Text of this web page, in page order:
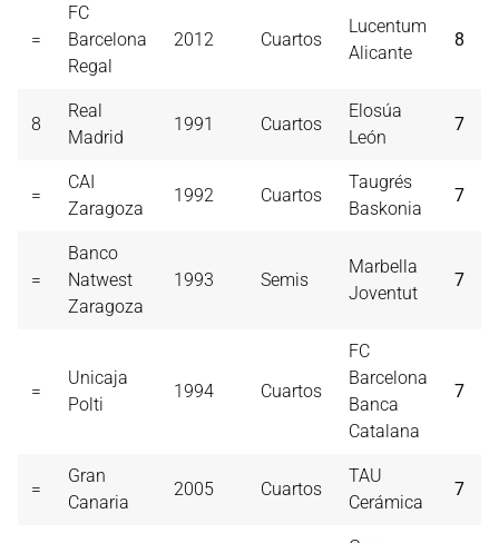
=
FC
Barcelona
Regal
2012 Cuartos
Lucentum
Alicante
8
8
Real
Madrid
1991 Cuartos
Elosúa
León
7
=
CAI
Zaragoza
1992 Cuartos
Taugrés
Baskonia
7
=
Banco
Natwest
Zaragoza
1993 Semis
Marbella
Joventut
7
=
Unicaja
Polti
1994 Cuartos
FC
Barcelona
Banca
Catalana
7
=
Gran
Canaria
2005 Cuartos
TAU
Cerámica
7